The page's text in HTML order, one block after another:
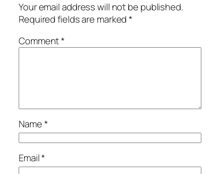
Your email address will not be published.
Required fields are marked*
Comment*
Name*
Email*